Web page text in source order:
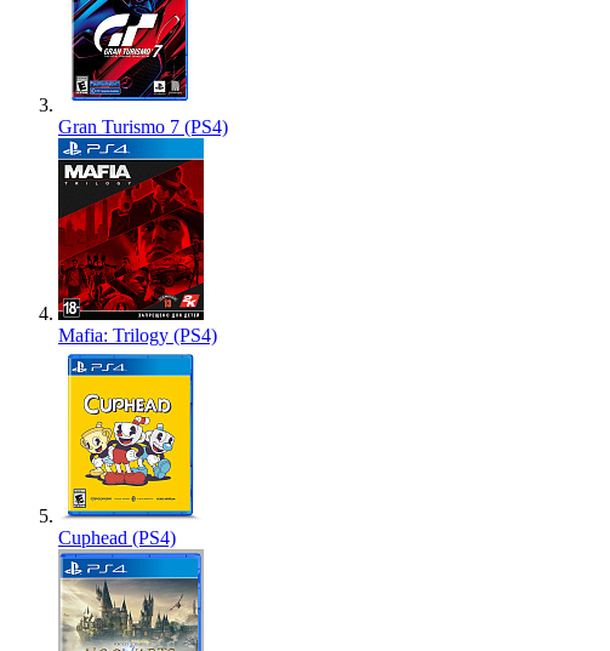
Gran Turismo 7 (PS4)
Mafia: Trilogy (PS4)
Cuphead (PS4)